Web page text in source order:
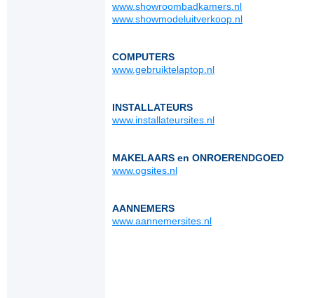
www.showroombadkamers.nl
www.showmodeluitverkoop.nl
COMPUTERS
www.gebruiktelaptop.nl
INSTALLATEURS
www.installateursites.nl
MAKELAARS en ONROERENDGOED
www.ogsites.nl
AANNEMERS
www.aannemersites.nl